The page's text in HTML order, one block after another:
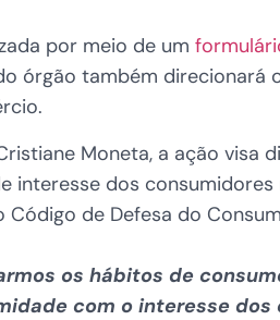
por meio de um
órgão também direcionará
Moneta, a ação visa
dos
de Defesa do
os hábitos de
com o interesse